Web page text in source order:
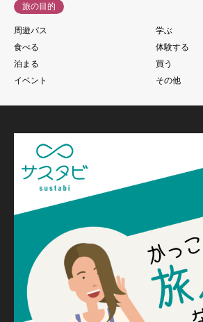
旅の目的
周遊パス
学ぶ
食べる
体験する
泊まる
買う
イベント
その他